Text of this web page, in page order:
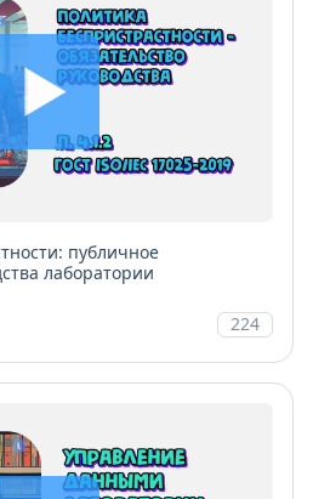
публичное
лаборатории
224